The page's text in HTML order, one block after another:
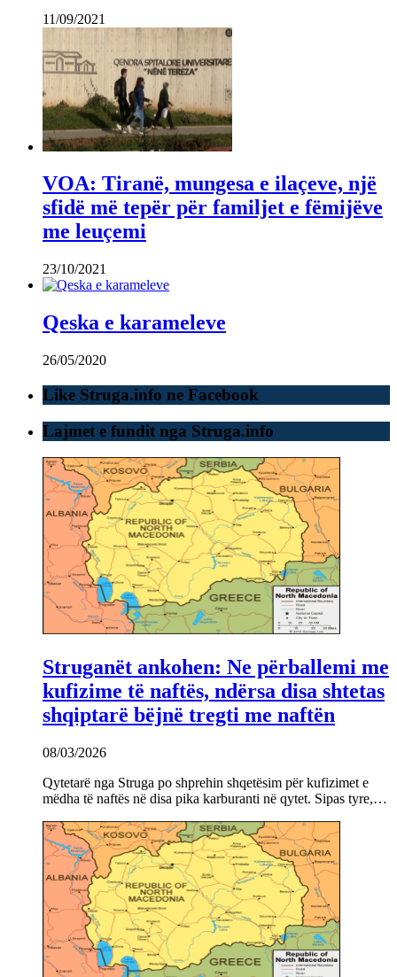
11/09/2021
VOA: Tiranë, mungesa e ilaçeve, një
sfidë më tepër për familjet e fëmijëve
me leuçemi
23/10/2021
Qeska e karameleve
26/05/2020
Like Struga.info ne Facebook
Lajmet e fundit nga Struga.info
Struganët ankohen: Ne përballemi me
kufizime të naftës, ndërsa disa shtetas
shqiptarë bëjnë tregti me naftën
08/03/2026
Qytetarë nga Struga po shprehin shqetësim për kufizimet e
mëdha të naftës në disa pika karburanti në qytet. Sipas tyre,…